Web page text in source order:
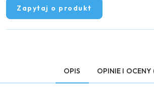
Zapytaj o produkt
OPIS OPINIE I OCENY